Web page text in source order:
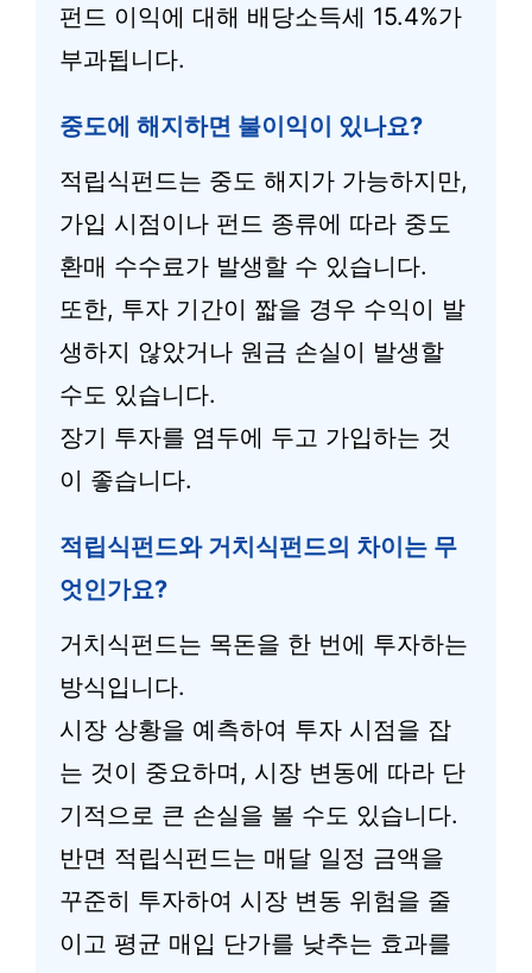
펀드 이익에 대해 배당소득세 15.4%가
부과됩니다.
중도에 해지하면 불이익이 있나요?
적립식펀드는 중도 해지가 가능하지만,
가입 시점이나 펀드 종류에 따라 중도
환매 수수료가 발생할 수 있습니다.
또한, 투자 기간이 짧을 경우 수익이 발
생하지 않았거나 원금 손실이 발생할
수도 있습니다.
장기 투자를 염두에 두고 가입하는 것
이 좋습니다.
적립식펀드와 거치식펀드의 차이는 무
엇인가요?
거치식펀드는 목돈을 한 번에 투자하는
방식입니다.
시장 상황을 예측하여 투자 시점을 잡
는 것이 중요하며, 시장 변동에 따라 단
기적으로 큰 손실을 볼 수도 있습니다.
반면 적립식펀드는 매달 일정 금액을
꾸준히 투자하여 시장 변동 위험을 줄
이고 평균 매입 단가를 낮추는 효과를